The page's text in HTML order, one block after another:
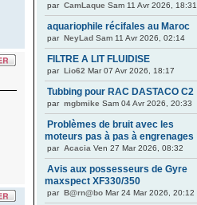
par CamLaque Sam 11 Avr 2026, 18:31
aquariophile récifales au Maroc
par NeyLad Sam 11 Avr 2026, 02:14
FILTRE A LIT FLUIDISE
par Lio62 Mar 07 Avr 2026, 18:17
Tubbing pour RAC DASTACO C2
par mgbmike Sam 04 Avr 2026, 20:33
Problèmes de bruit avec les
moteurs pas à pas à engrenages
par Acacia Ven 27 Mar 2026, 08:32
Avis aux possesseurs de Gyre
maxspect XF330/350
par B@rn@bo Mar 24 Mar 2026, 20:12